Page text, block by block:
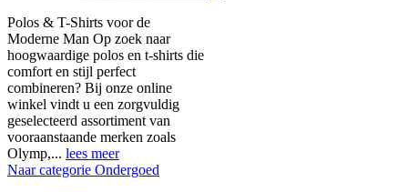
Polos & T-Shirts voor de
Moderne Man Op zoek naar
hoogwaardige polos en t-shirts die
comfort en stijl perfect
combineren? Bij onze online
winkel vindt u een zorgvuldig
geselecteerd assortiment van
vooraanstaande merken zoals
Olymp,... lees meer
Naar categorie Ondergoed